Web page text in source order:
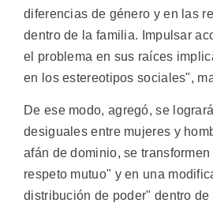
diferencias de género y en las
dentro de la familia. Impulsar
el problema en sus raíces
en los estereotipos sociales",
De ese modo, agregó, se
desiguales entre mujeres y
afán de dominio, se
respeto mutuo" y en una
distribución de poder" dentro de